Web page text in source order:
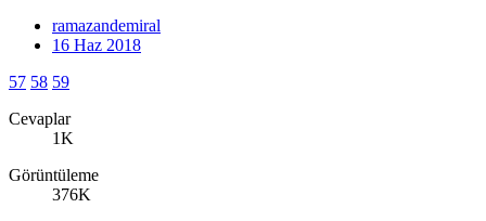
ramazandemiral
16 Haz 2018
57 58 59
Cevaplar
1K
Görüntüleme
376K